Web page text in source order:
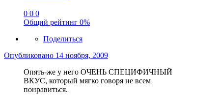
0 0 0
Общий рейтинг 0%
Поделиться
Опубликовано 14 ноября, 2009
Опять-же у него ОЧЕНЬ СПЕЦИФИЧНЫЙ
ВКУС, который мягко говоря не всем
понравиться.